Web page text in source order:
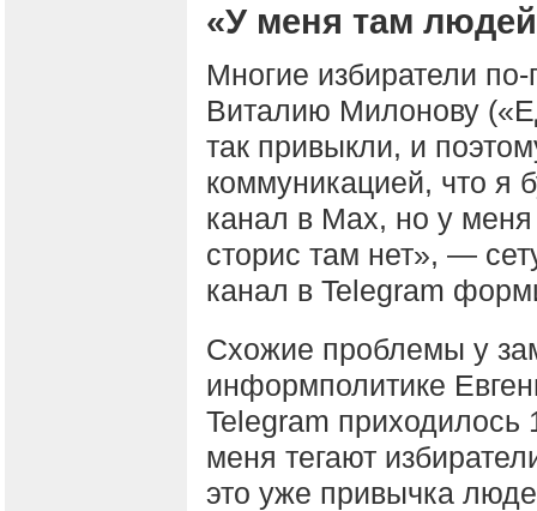
«У меня там
Многие избиратели
Виталию Милонову
так привыкли, и
коммуникацией, что я
канал в Max, но у
сторис там нет», —
канал в Telegram
Схожие проблемы у
информполитике
Telegram приходилось
меня тегают
это уже привычка